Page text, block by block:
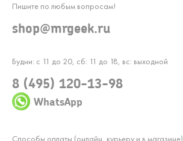
Будни: с 11 до 20, сб: 11 до 18, вс: выходной
8 (495) 120-13-98
WhatsApp
Пишите по любым вопросам!
shop@mrgeek.ru
Способы оплаты (онлайн, курьеру и в магазине)